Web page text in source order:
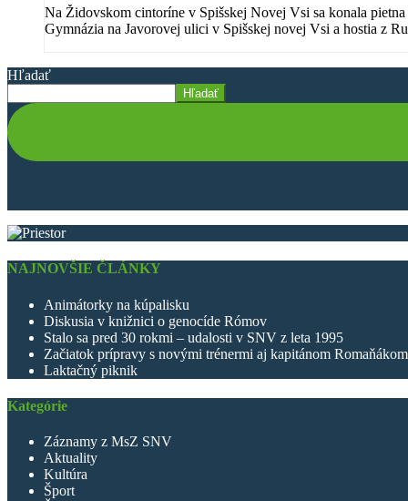
Na Židovskom cintoríne v Spišskej Novej Vsi sa konala
Gymnázia na Javorovej ulici v Spišskej novej Vsi a hostia z
Hľadať
Hľadať
NAJNOVŠIE ČLÁNKY
Animátorky na kúpalisku
Diskusia v knižnici o genocíde Rómov
Stalo sa pred 30 rokmi – udalosti v SNV z leta 1995
Začiatok prípravy s novými trénermi aj kapitánom
Laktačný piknik
Kategórie
Záznamy z MsZ SNV
Aktuality
Kultúra
Šport